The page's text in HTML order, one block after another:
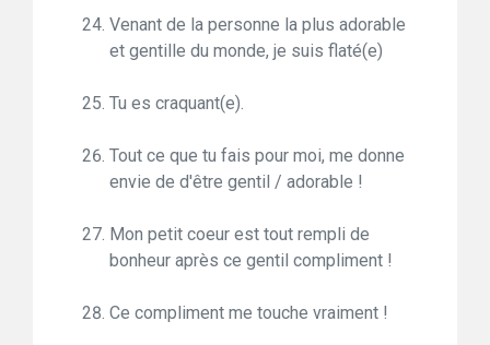
Venant de la personne la plus adorable
et gentille du monde, je suis flaté(e)
Tu es craquant(e).
Tout ce que tu fais pour moi, me donne
envie de d'être gentil / adorable !
Mon petit coeur est tout rempli de
bonheur après ce gentil compliment !
Ce compliment me touche vraiment !